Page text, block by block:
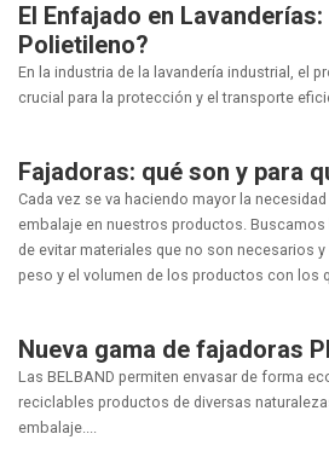
El Enfajado en Lavanderías:
Polietileno?
En la industria de la lavandería industrial, el
crucial para la protección y el transporte
Fajadoras: qué son y para
Cada vez se va haciendo mayor la
embalaje en nuestros productos.
de evitar materiales que no son necesarios y
peso y el volumen de los productos con los
Nueva gama de fajadoras
Las BELBAND permiten envasar de forma
reciclables productos de diversas
embalaje....